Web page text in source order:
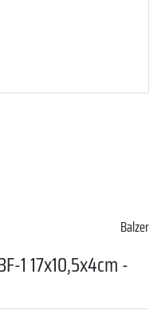
Balzer
1 17x10,5x4cm -